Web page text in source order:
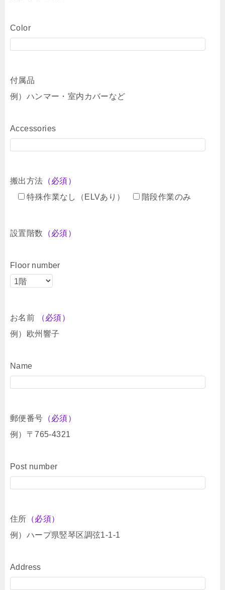
Color
付属品
例）ハンマー・室内カバーなど
Accessories
搬出方法 （必須）
特殊作業なし（ELVあり）
階段作業のみ
設置階数 （必須）
Floor number
お名前
（必須）
例）欧州響子
Name
郵便番号 （必須）
例）〒765-4321
Post number
住所 （必須）
例）ハープ県竪琴区調弦1-1-1
Address